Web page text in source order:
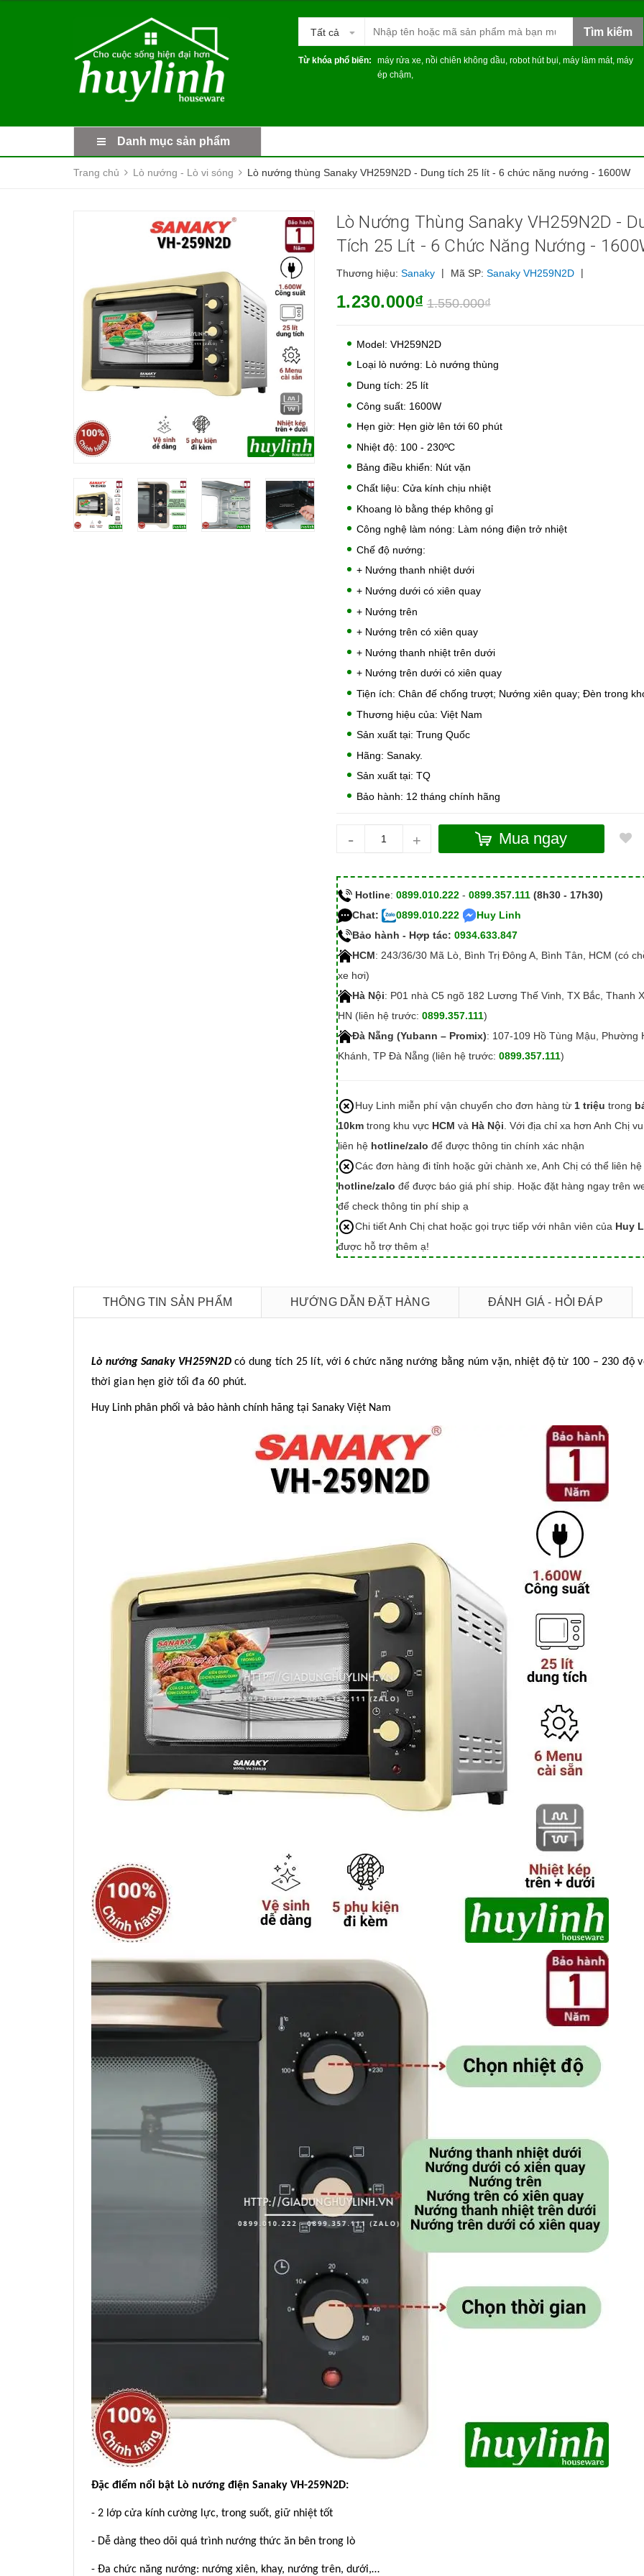
Tất cả Tìm kiếm
Từ khóa phổ biến: máy rửa xe, nồi chiên không dầu, robot hút bụi, máy làm mát, máy
ép chậm,
Danh mục sản phẩm
Trang chủ Lò nướng - Lò vi sóng Lò nướng thùng Sanaky VH259N2D - Dung tích 25 lít - 6 chức năng nướng - 1600W
Lò Nướng Thùng Sanaky VH259N2D -
Tích 25 Lít - 6 Chức Năng Nướng -
Thương hiệu: Sanaky | Mã SP: Sanaky VH259N2D |
1.230.000₫ 1.550.000₫
Model: VH259N2D
Loại lò nướng: Lò nướng thùng
Dung tích: 25 lít
Công suất: 1600W
Hẹn giờ: Hẹn giờ lên tới 60 phút
Nhiệt độ: 100 - 230ºC
Bảng điều khiển: Nút vặn
Chất liệu: Cửa kính chịu nhiệt
Khoang lò bằng thép không gỉ
Công nghệ làm nóng: Làm nóng điện trở nhiệt
Chế độ nướng:
+ Nướng thanh nhiệt dưới
+ Nướng dưới có xiên quay
+ Nướng trên
+ Nướng trên có xiên quay
+ Nướng thanh nhiệt trên dưới
+ Nướng trên dưới có xiên quay
Tiện ích: Chân đế chống trượt; Nướng xiên quay; Đèn trong
Thương hiệu của: Việt Nam
Sản xuất tại: Trung Quốc
Hãng: Sanaky.
Sản xuất tại: TQ
Bảo hành: 12 tháng chính hãng
- + Mua ngay
Hotline: 0899.010.222- 0899.357.111 (8h30 - 17h30)
Chat:
0899.010.222
Huy Linh
Bảo hành - Hợp tác: 0934.633.847
HCM: 243/36/30 Mã Lò, Bình Trị Đông A, Bình Tân, HCM (có
xe hơi)
Hà Nội: P01 nhà C5 ngõ 182 Lương Thế Vinh, TX Bắc, Thanh
HN (liên hệ trước: 0899.357.111)
Đà Nẵng (Yubann – Promix): 107-109 Hồ Tùng Mậu, Phường
Khánh, TP Đà Nẵng (liên hệ trước: 0899.357.111)
Huy Linh miễn phí vận chuyển cho đơn hàng từ 1 triệu trong
10kmtrong khu vực HCM và Hà Nội . Với địa chỉ xa hơn Anh Chị
liên hệ hotline/zalo để được thông tin chính xác nhận
Các đơn hàng đi tỉnh hoặc gửi chành xe, Anh Chị có thể liên hệ
hotline/zalo để được báo giá phí ship. Hoặc đặt hàng ngay trên
để check thông tin phí ship ạ
Chi tiết Anh Chị chat hoặc gọi trực tiếp với nhân viên của Huy
được hỗ trợ thêm ạ!
THÔNG TIN SẢN PHẨM HƯỚNG DẪN ĐẶT HÀNG ĐÁNH GIÁ - HỎI ĐÁP
Lò nướng Sanaky VH259N2Dcó dung tích 25 lít, với 6 chức năng nướng bằng núm vặn, nhiệt độ từ 100 – 230 độ
thời gian hẹn giờ tối đa 60 phút.
Huy Linh phân phối và bảo hành chính hãng tại Sanaky Việt Nam
Đặc điểm nổi bật Lò nướng điện Sanaky VH-259N2D:
- 2 lớp cửa kính cường lực, trong suốt, giữ nhiệt tốt
- Dễ dàng theo dõi quá trình nướng thức ăn bên trong lò
- Đa chức năng nướng: nướng xiên, khay, nướng trên, dưới,…